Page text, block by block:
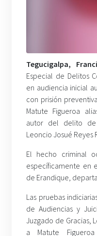
Tegucigalpa,
Especial de Delitos
en audiencia inicial
con prisión
Matute Figueroa
autor del delito de
Leoncio Josué Reyes
El hecho criminal
específicamente en
de Erandique,
Las pruebas
de Audiencias y
Juzgado de Gracias,
a Matute